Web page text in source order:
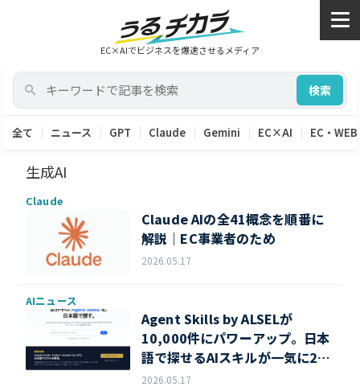
EC×AIでビジネスを爆速させるメディア
検索
全て ニュース GPT Claude Gemini EC×AI EC・WEB
生成AI
Claude
2026.05.17
Claude AIの全41概念を順番に
解説｜EC事業者のため
AIニュース
2026.05.17
Agent Skills by ALSELが
10,000件にパワーアップ。日本
語で探せるAIスキルが一気に2.6
倍へ